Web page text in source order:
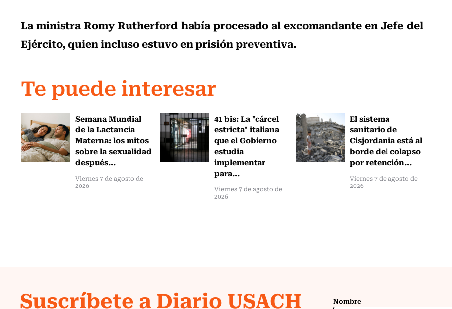
La ministra Romy Rutherford había procesado al excomandante en Jefe del
Ejército, quien incluso estuvo en prisión preventiva.
Te puede interesar
Semana Mundial
de la Lactancia
Materna: los mitos
sobre la sexualidad
después...
Viernes 7 de agosto de
2026
41 bis: La "cárcel
estricta" italiana
que el Gobierno
estudia
implementar
para...
Viernes 7 de agosto de
2026
El sistema
sanitario de
Cisjordania está al
borde del colapso
por retención...
Viernes 7 de agosto de
2026